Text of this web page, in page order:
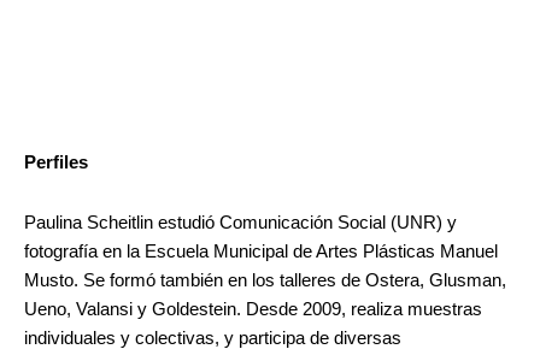
Perfiles
Paulina Scheitlin estudió Comunicación Social (UNR) y
fotografía en la Escuela Municipal de Artes Plásticas Manuel
Musto. Se formó también en los talleres de Ostera, Glusman,
Ueno, Valansi y Goldestein. Desde 2009, realiza muestras
individuales y colectivas, y participa de diversas